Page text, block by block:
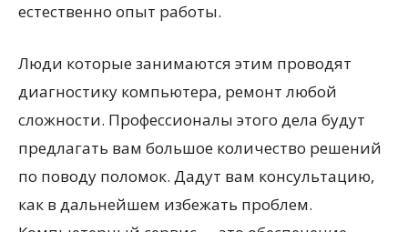
естественно опыт работы.
Люди которые занимаются этим проводят
диагностику компьютера, ремонт любой
сложности. Профессионалы этого дела будут
предлагать вам большое количество решений
по поводу поломок. Дадут вам консультацию,
как в дальнейшем избежать проблем.